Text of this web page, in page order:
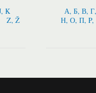
K
Z, Ž
А, Б, В,
Н, О, П,